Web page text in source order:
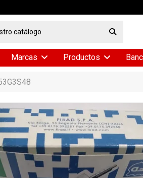
Marcas Productos